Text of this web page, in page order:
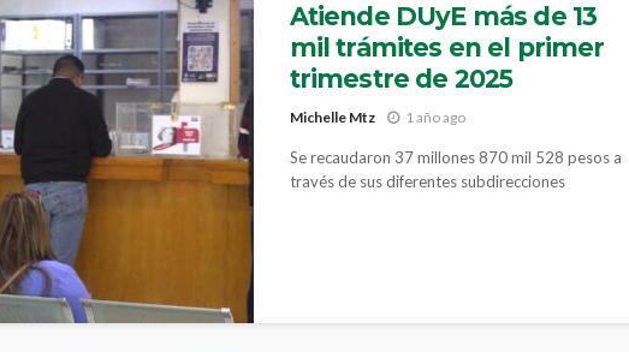
Atiende DUyE más de 13
mil trámites en el primer
trimestre de 2025
Michelle Mtz 1 año ago
Se recaudaron 37 millones 870 mil 528 pesos a
través de sus diferentes subdirecciones